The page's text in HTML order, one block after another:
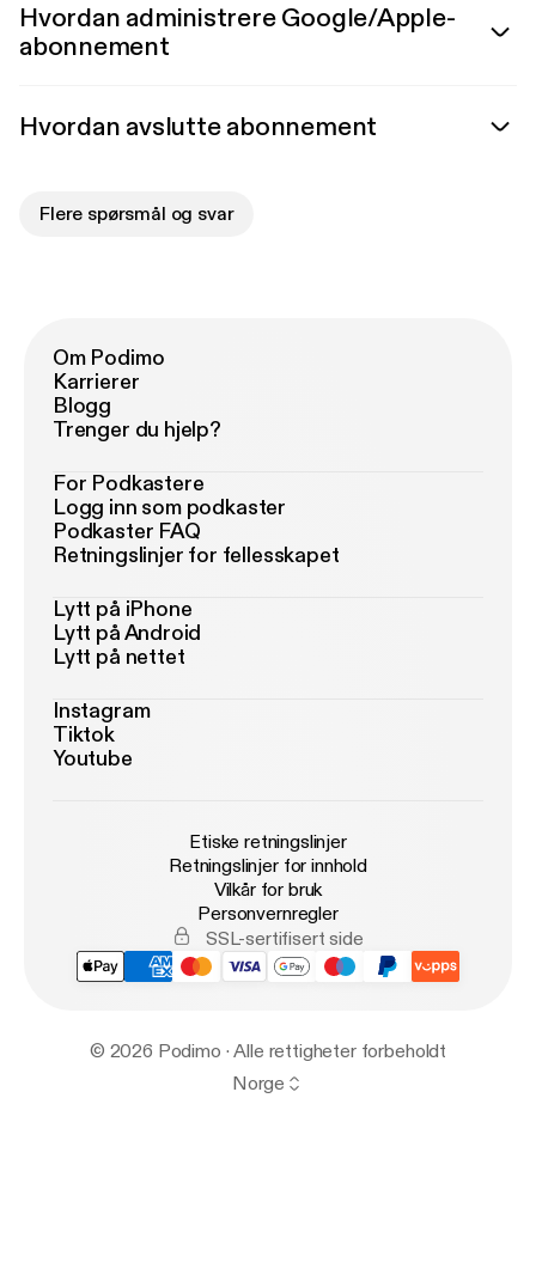
Hvordan administrere Google/Apple-
abonnement
Hvordan avslutte abonnement
Flere spørsmål og svar
Om Podimo
Karrierer
Blogg
Trenger du hjelp?
For Podkastere
Logg inn som podkaster
Podkaster FAQ
Retningslinjer for fellesskapet
Lytt på iPhone
Lytt på Android
Lytt på nettet
Instagram
Tiktok
Youtube
Etiske retningslinjer
Retningslinjer for innhold
Vilkår for bruk
Personvernregler
SSL-sertifisert side
© 2026 Podimo · Alle rettigheter forbeholdt
Norge